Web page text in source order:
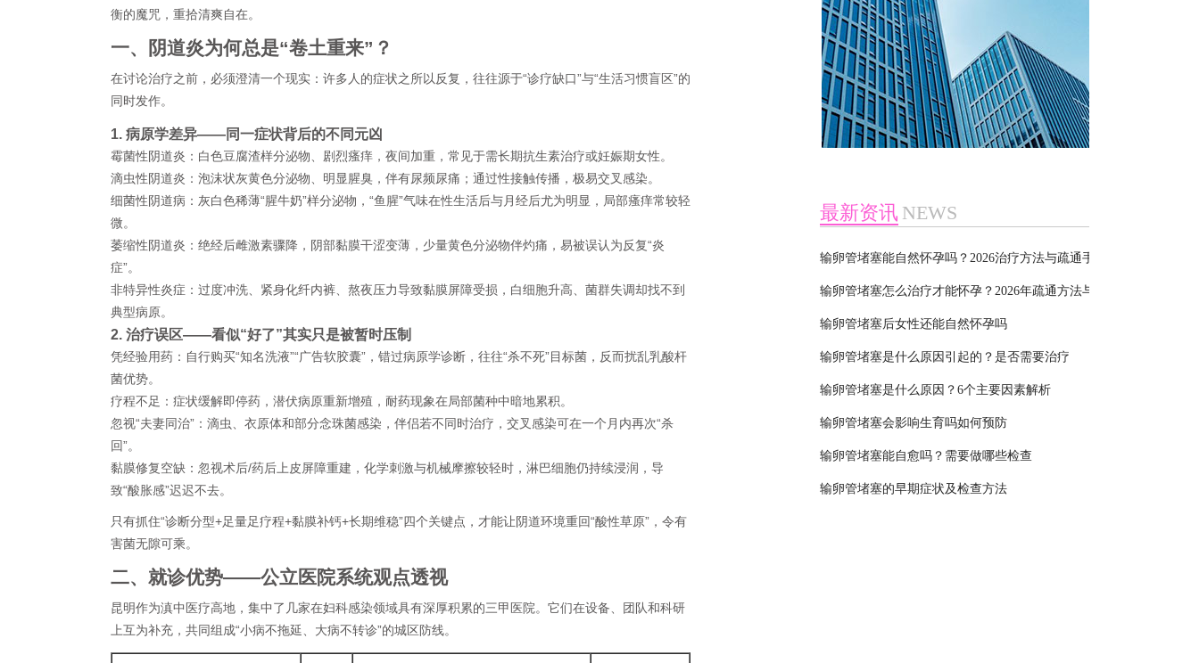
衡的魔咒，重拾清爽自在。
一、阴道炎为何总是“卷土重来”？
在讨论治疗之前，必须澄清一个现实：许多人的症状之所以反复，往往源于“诊疗缺口”与“生活习惯盲区”的
同时发作。
1. 病原学差异——同一症状背后的不同元凶
霉菌性阴道炎：白色豆腐渣样分泌物、剧烈瘙痒，夜间加重，常见于需长期抗生素治疗或妊娠期女性。
滴虫性阴道炎：泡沫状灰黄色分泌物、明显腥臭，伴有尿频尿痛；通过性接触传播，极易交叉感染。
细菌性阴道病：灰白色稀薄“腥牛奶”样分泌物，“鱼腥”气味在性生活后与月经后尤为明显，局部瘙痒常较轻
微。
萎缩性阴道炎：绝经后雌激素骤降，阴部黏膜干涩变薄，少量黄色分泌物伴灼痛，易被误认为反复“炎
症”。
非特异性炎症：过度冲洗、紧身化纤内裤、熬夜压力导致黏膜屏障受损，白细胞升高、菌群失调却找不到
典型病原。
2. 治疗误区——看似“好了”其实只是被暂时压制
凭经验用药：自行购买“知名洗液”“广告软胶囊”，错过病原学诊断，往往“杀不死”目标菌，反而扰乱乳酸杆
菌优势。
疗程不足：症状缓解即停药，潜伏病原重新增殖，耐药现象在局部菌种中暗地累积。
忽视“夫妻同治”：滴虫、衣原体和部分念珠菌感染，伴侣若不同时治疗，交叉感染可在一个月内再次“杀
回”。
黏膜修复空缺：忽视术后/药后上皮屏障重建，化学刺激与机械摩擦较轻时，淋巴细胞仍持续浸润，导
致“酸胀感”迟迟不去。
只有抓住“诊断分型+足量足疗程+黏膜补钙+长期维稳”四个关键点，才能让阴道环境重回“酸性草原”，令有
害菌无隙可乘。
二、就诊优势——公立医院系统观点透视
昆明作为滇中医疗高地，集中了几家在妇科感染领域具有深厚积累的三甲医院。它们在设备、团队和科研
上互为补充，共同组成“小病不拖延、大病不转诊”的城区防线。
最新资讯 NEWS
输卵管堵塞能自然怀孕吗？2026治疗方法与疏通手术全面解析
输卵管堵塞怎么治疗才能怀孕？2026年疏通方法与备孕全攻略
输卵管堵塞后女性还能自然怀孕吗
输卵管堵塞是什么原因引起的？是否需要治疗
输卵管堵塞是什么原因？6个主要因素解析
输卵管堵塞会影响生育吗如何预防
输卵管堵塞能自愈吗？需要做哪些检查
输卵管堵塞的早期症状及检查方法